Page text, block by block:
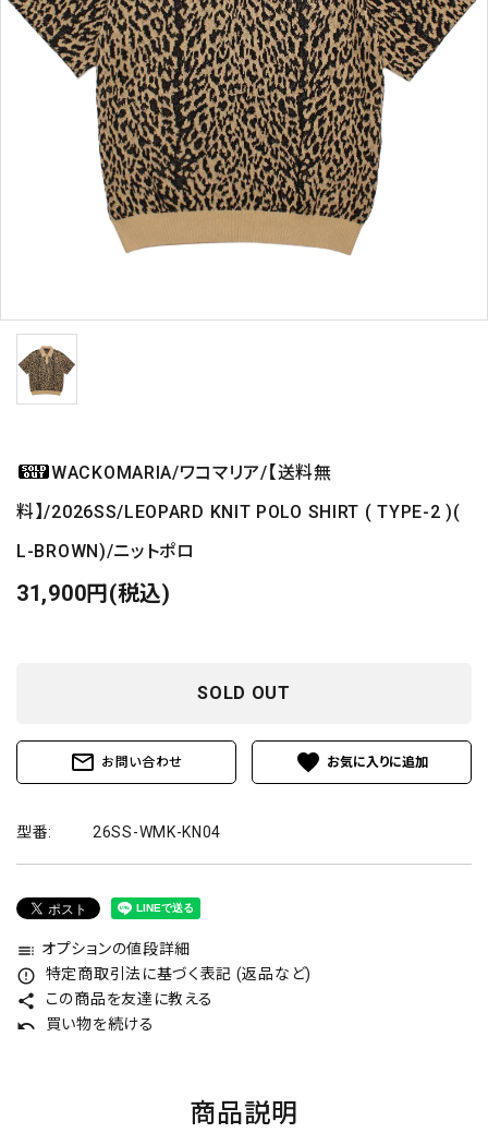
WACKOMARIA/ワコマリア/【送料無
料】/2026SS/LEOPARD KNIT POLO SHIRT ( TYPE-2 )(
L-BROWN)/ニットポロ
31,900円(税込)
SOLD OUT
mail_outline お問い合わせ favorite
型番: 26SS-WMK-KN04
toc オプションの値段詳細
error_outline 特定商取引法に基づく表記 (返品など)
share この商品を友達に教える
undo 買い物を続ける
商品説明